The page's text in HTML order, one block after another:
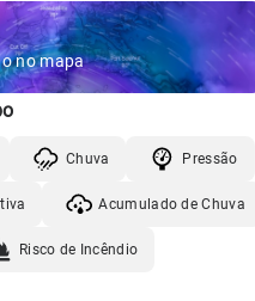
no mapa
Chuva Pressão
Acumulado de Chuva
Risco de Incêndio